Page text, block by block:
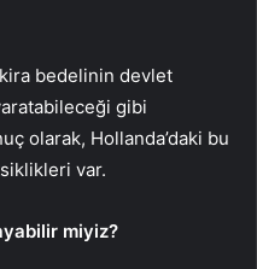
bedelinin devlet
gibi
olarak, Hollanda’daki bu
var.
miyiz?